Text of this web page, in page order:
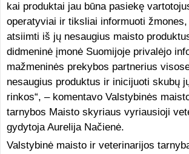
kai produktai jau būna pasiekę
operatyviai ir tiksliai informuoti
atsiimti iš jų nesaugius maisto
didmeninė įmonė Suomijoje privalėjo
mažmeninės prekybos partnerius
nesaugius produktus ir inicijuoti skubų
rinkos“, – komentavo Valstybinės
tarnybos Maisto skyriaus vyriausioji
gydytoja Aurelija Načienė.
Valstybinė maisto ir veterinarijos